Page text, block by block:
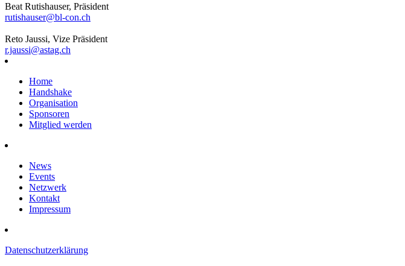
Beat Rutishauser, Präsident
rutishauser@bl-con.ch
Reto Jaussi, Vize Präsident
r.jaussi@astag.ch
Home
Handshake
Organisation
Sponsoren
Mitglied werden
News
Events
Netzwerk
Kontakt
Impressum
Datenschutzerklärung